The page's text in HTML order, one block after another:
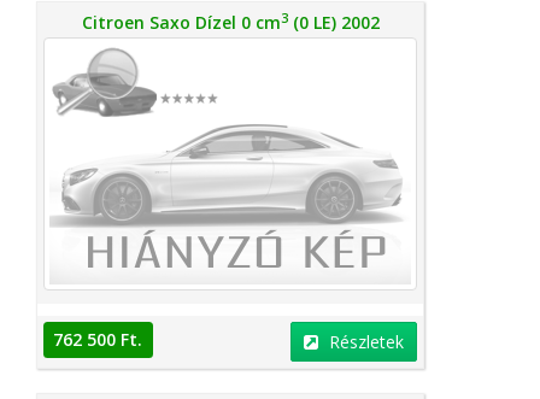
Citroen Saxo Dízel 0 cm3(0 LE) 2002
762 500 Ft. Részletek